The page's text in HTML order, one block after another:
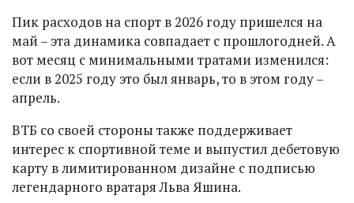
Пик расходов на спорт в 2026 году пришелся на
май – эта динамика совпадает с прошлогодней. А
вот месяц с минимальными тратами изменился:
если в 2025 году это был январь, то в этом году –
апрель.
ВТБ со своей стороны также поддерживает
интерес к спортивной теме и выпустил дебетовую
карту в лимитированном дизайне с подписью
легендарного вратаря Льва Яшина.